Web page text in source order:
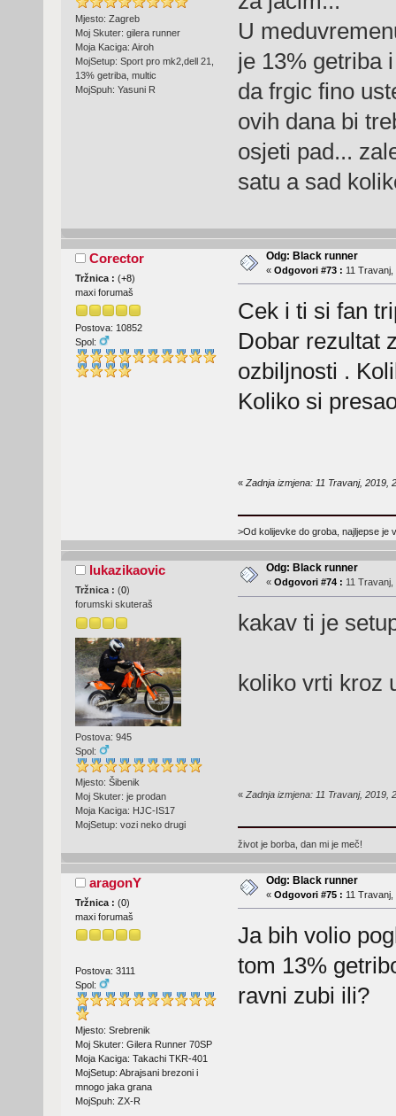
Mjesto: Zagreb
Moj Skuter: gilera runner
Moja Kaciga: Airoh
MojSetup: Sport pro mk2,dell 21,
13% getriba, multic
MojSpuh: Yasuni R
U
je 13% getriba
da frgic fino
ovih dana bi
osjeti pad...
satu a sad
Corector
Tržnica : (+8)
maxi forumaš
Postova: 10852
Spol:
Odg: Black runner
« Odgovori #73 : 11
Cek i ti si fan
Dobar rezultat
ozbiljnosti .
Koliko si
« Zadnja izmjena: 11 Travanj, 2019,
>Od kolijevke do groba, najljepse je
lukazikaovic
Tržnica : (0)
forumski skuteraš
Postova: 945
Spol:
Mjesto: Šibenik
Moj Skuter: je prodan
Moja Kaciga: HJC-IS17
MojSetup: vozi neko drugi
Odg: Black runner
« Odgovori #74 : 11
kakav ti je
koliko vrti kroz
« Zadnja izmjena: 11 Travanj, 2019,
život je borba, dan mi je meč!
aragonY
Tržnica : (0)
maxi forumaš
Postova: 3111
Spol:
Mjesto: Srebrenik
Moj Skuter: Gilera Runner 70SP
Moja Kaciga: Takachi TKR-401
MojSetup: Abrajsani brezoni i
mnogo jaka grana
MojSpuh: ZX-R
Odg: Black runner
« Odgovori #75 : 11 Travanj,
Ja bih volio
tom 13%
ravni zubi ili?